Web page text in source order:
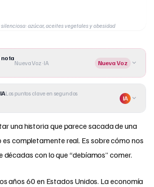
azúcar, aceites vegetales y obesidad
nota
Nueva Voz · IA Nueva Voz
Los puntos clave en segundos
IA
una historia que parece sacada de una
es completamente real. Es sobre cómo nos
con lo que “debíamos” comer.
años 60 en Estados Unidos. La economía